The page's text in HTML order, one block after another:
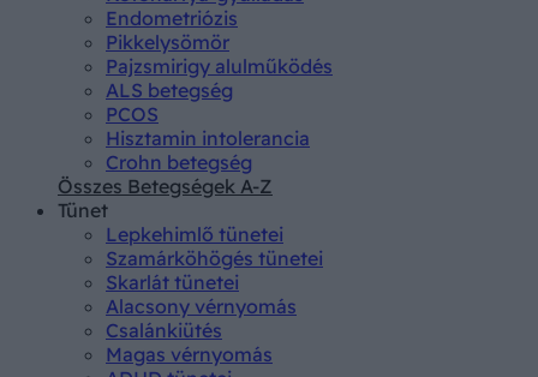
Endometriózis
Pikkelysömör
Pajzsmirigy alulműködés
ALS betegség
PCOS
Hisztamin intolerancia
Crohn betegség
Összes Betegségek A-Z
Tünet
Lepkehimlő tünetei
Szamárköhögés tünetei
Skarlát tünetei
Alacsony vérnyomás
Csalánkiütés
Magas vérnyomás